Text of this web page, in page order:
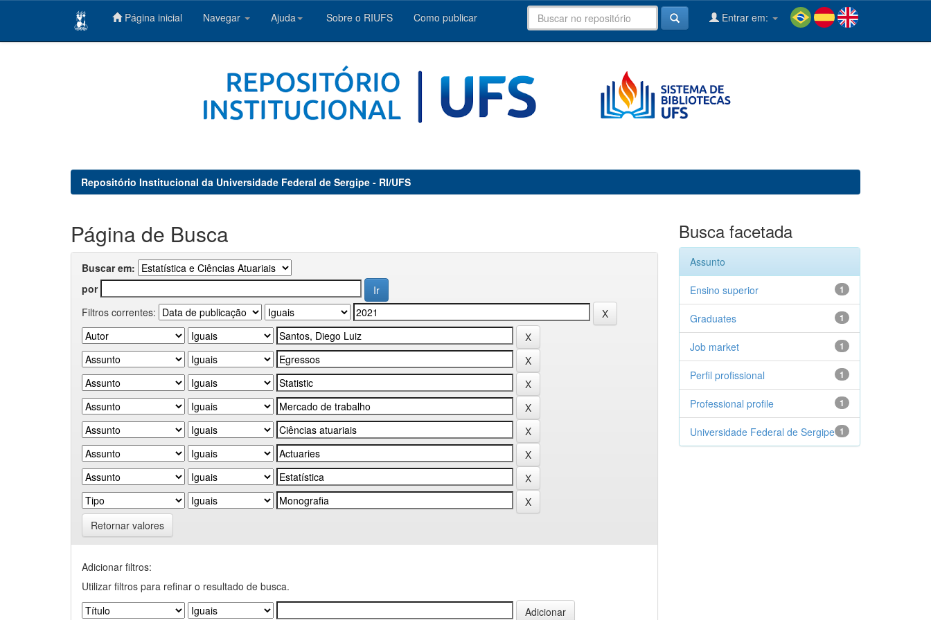
Página inicial Navegar Ajuda Sobre o RIUFS Como publicar Entrar em:
Repositório Institucional da Universidade Federal de Sergipe - RI/UFS
Página de Busca
Buscar em:
por
Filtros correntes:
Retornar valores
Adicionar filtros:
Utilizar filtros para refinar o resultado de busca.
Busca facetada
Assunto
1
Ensino superior
1
Graduates
1
Job market
1
Perfil profissional
1
Professional profile
1
Universidade Federal de Sergipe